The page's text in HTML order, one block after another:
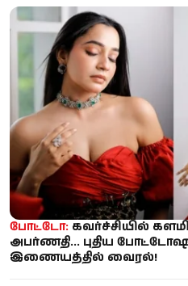
போட்டோ: கவர்ச்சியில்
அபர்ணதி... புதிய
இணையத்தில் வைரல்!